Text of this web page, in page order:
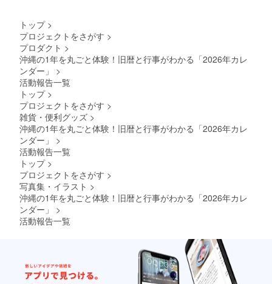
同じと
トップ >
プロジェクトをさがす >
プロダクト >
沖縄の1年を丸ごと体験！旧暦と行事がわかる「2026年カレ
ンダー」
>
活動報告一覧
トップ >
プロジェクトをさがす >
雑貨・便利グッズ >
沖縄の1年を丸ごと体験！旧暦と行事がわかる「2026年カレ
ンダー」
>
活動報告一覧
トップ >
プロジェクトをさがす >
写真集・イラスト >
沖縄の1年を丸ごと体験！旧暦と行事がわかる「2026年カレ
ンダー」
>
活動報告一覧